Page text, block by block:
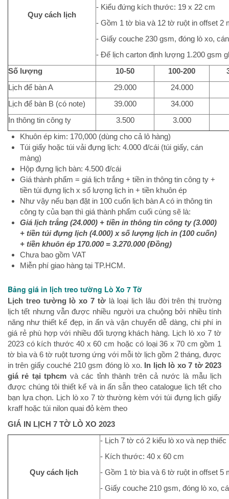
Quy cách lịch
- Kiểu đứng kích thước: 19 x 22 cm
- Gồm 1 tờ bìa và 12 tờ ruột in offset 2
- Giấy couche 230 gsm, đóng lò xo,
- Đế lịch carton định lượng 1.200 gsm
Số lượng
10-50 100-200
Lịch để bàn A
29.000 24.000
Lịch để bàn B (có note)
39.000 34.000
In thông tin công ty
3.500
3.000
Khuôn ép kim: 170,000 (dùng cho cả lô hàng)
Túi giấy hoặc túi vải đựng lịch: 4.000 đ/cái (túi giấy, cán
màng)
Hộp đựng lịch bàn: 4.500 đ/cái
Giá thành phẩm = giá lịch trắng + tiền in thông tin công ty +
tiền túi đựng lịch x số lượng lịch in + tiền khuôn ép
Như vậy nếu bạn đặt in 100 cuốn lịch bàn A có in thông tin
công ty của bạn thì giá thành phẩm cuối cùng sẽ là:
Giá lịch trắng (24.000) + tiền in thông tin công ty (3.000)
+ tiền túi đựng lịch (4.000) x số lượng lịch in (100 cuốn)
+ tiền khuôn ép 170.000 = 3.270.000 (Đồng)
Chưa bao gồm VAT
Miễn phí giao hàng tại TP.HCM.
Bảng giá in lịch treo tường Lò Xo 7 Tờ
Lịch treo tường lò xo 7 tờlà loại lịch lâu đời trên thị trường
lịch tết nhưng vẫn được nhiều người ưa chuộng bởi nhiều tính
năng như thiết kế đẹp, in ấn và vận chuyển dễ dàng, chi phí in
giá rẻ phù hợp với nhiều đối tượng khách hàng. Lịch lò xo 7 tờ
2023 có kích thước 40 x 60 cm hoặc có loại 36 x 70 cm gồm 1
tờ bìa và 6 tờ ruột tương ứng với mỗi tờ lịch gồm 2 tháng, được
in trên giấy couché 210 gsm đóng lò xo. In lịch lò xo 7 tờ 2023
giá rẻ tại tphcm và các tỉnh thành trên cả nước là mẫu lịch
được chúng tôi thiết kế và in ấn sẵn theo catalogue lịch tết cho
bạn lựa chọn. Lịch lò xo 7 tờ thường kèm với túi đựng lịch giấy
kraff hoặc túi nilon quai đỏ kèm theo
GIÁ IN LỊCH 7 TỜ LÒ XO 2023
Quy cách lịch
- Lịch 7 tờ có 2 kiểu lò xo và nẹp thiếc
- Kích thước: 40 x 60 cm
- Gồm 1 tờ bìa và 6 tờ ruột in offset 5
- Giấy couche 210 gsm, đóng lò xo,